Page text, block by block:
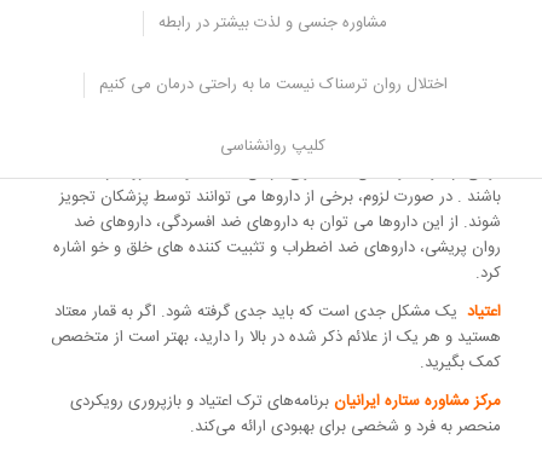
مشاوره جنسی و لذت بیشتر در رابطه
اختلال روان ترسناک نیست ما به راحتی درمان می کنیم
کلیپ روانشناسی
برخی از افراد نیز ممکن است برای درمان اعتیاد خود به دارو نیاز داشته
باشند . در صورت لزوم، برخی از داروها می توانند توسط پزشکان تجویز
شوند. از این داروها می توان به داروهای ضد افسردگی، داروهای ضد
روان پریشی، داروهای ضد اضطراب و تثبیت کننده های خلق و خو اشاره
کرد.
اعتیاد یک مشکل جدی است که باید جدی گرفته شود. اگر به قمار معتاد
هستید و هر یک از علائم ذکر شده در بالا را دارید، بهتر است از متخصص
کمک بگیرید.
مرکز مشاوره ستاره ایرانیانبرنامه‌های ترک اعتیاد و بازپروری رویکردی
منحصر به فرد و شخصی برای بهبودی ارائه می‌کند.